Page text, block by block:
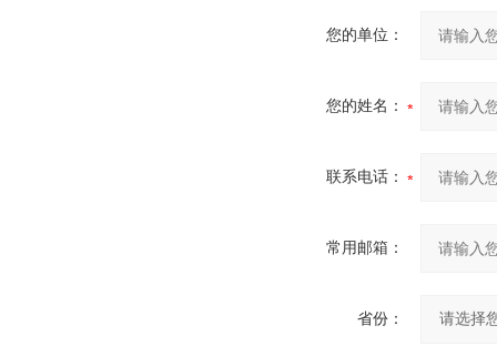
您的单位：
您的姓名：
联系电话：
常用邮箱：
省份：